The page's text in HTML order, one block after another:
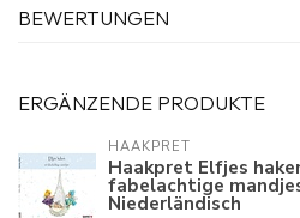
BEWERTUNGEN
ERGÄNZENDE PRODUKTE
HAAKPRET
Haakpret Elfjes
fabelachtige
Niederländisch